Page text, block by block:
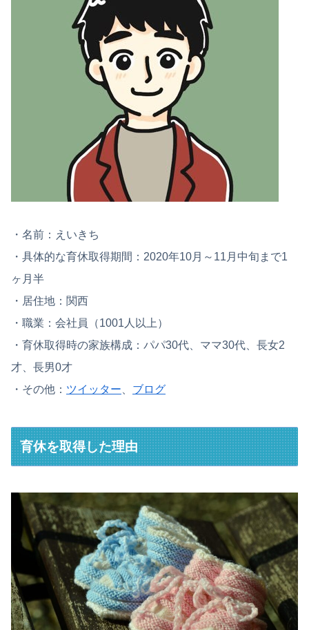
・名前：えいきち
・具体的な育休取得期間：2020年10月～11月中旬まで1
ヶ月半
・居住地：関西
・職業：会社員（1001人以上）
・育休取得時の家族構成：パパ30代、ママ30代、長女2
才、長男0才
・その他： ツイッター ブログ
育休を取得した理由